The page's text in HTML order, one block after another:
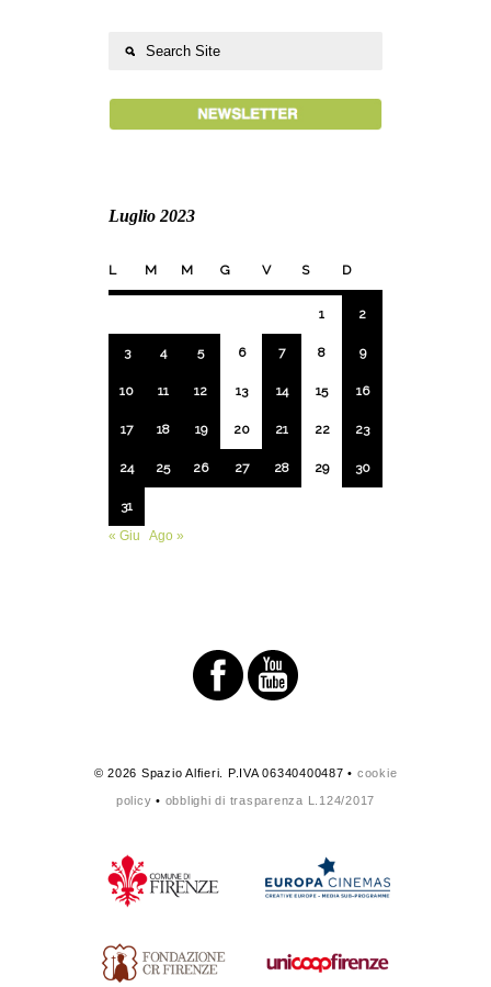
Luglio 2023
L M M G V S D
1 2
3 4 5 6 7 8 9
10 11 12 13 14 15 16
17 18 19 20 21 22 23
24 25 26 27 28 29 30
31
« Giu
Ago »
© 2026 Spazio Alfieri. P.IVA 06340400487 • cookie
policy • obblighi di trasparenza L.124/2017